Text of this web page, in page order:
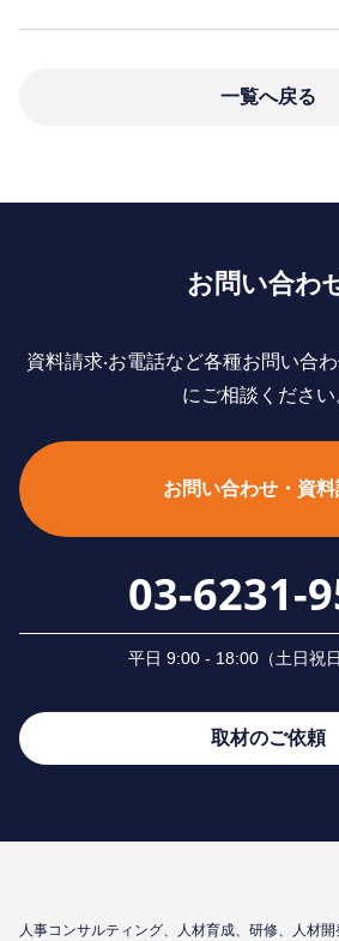
一覧へ戻る
お問い合わ
資料請求‧お電話など各種お問い合
にご相談ください
お問い合わせ・資
03-6231-
平⽇ 9:00 - 18:00（⼟⽇祝⽇
取材のご依頼
⼈事コンサルティング、⼈材育成、研修、⼈材